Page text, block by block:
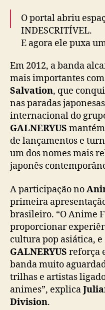
O portal abriu
INDESCRITÍVEL.
E agora ele puxa
O Anime Friends
no AF Festival, na
Formado em 2001,
nomes mais
pic.twitter.com/
2026
Em 2012, a banda
mais importantes
Salvation, que
nas paradas
internacional do
GALNERYUS
de lançamentos e
um dos nomes mais
japonês
A participação no
primeira
brasileiro. “O Anime
proporcionar
cultura pop asiática, e
GALNERYUS reforça
banda muito
trilhas e artistas
animes”, explica
Division.